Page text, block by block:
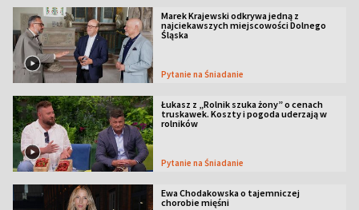
Marek Krajewski odkrywa jedną z
najciekawszych miejscowości Dolnego
Śląska
Pytanie na Śniadanie
Łukasz z „Rolnik szuka żony” o cenach
truskawek. Koszty i pogoda uderzają w
rolników
Pytanie na Śniadanie
Ewa Chodakowska o tajemniczej
chorobie mięśni